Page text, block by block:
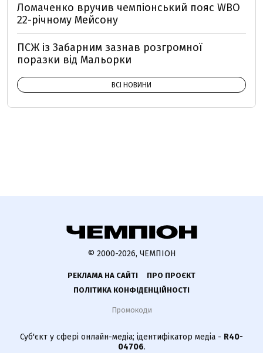
Ломаченко вручив чемпіонський пояс WBO
22-річному Мейсону
ПСЖ із Забарним зазнав розгромної
поразки від Мальорки
ВСІ НОВИНИ
© 2000-2026, ЧЕМПІОН
РЕКЛАМА НА САЙТІ
ПРО ПРОЄКТ
ПОЛІТИКА КОНФІДЕНЦІЙНОСТІ
Промокоди
Суб'єкт у сфері онлайн-медіа; ідентифікатор медіа - R40-
04706.